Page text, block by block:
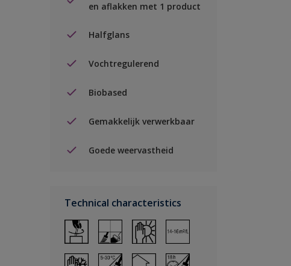
en aflakken met 1 product
Halfglans
Vochtregulerend
Biobased
Gemakkelijk verwerkbaar
Goede weervastheid
Technical characteristics